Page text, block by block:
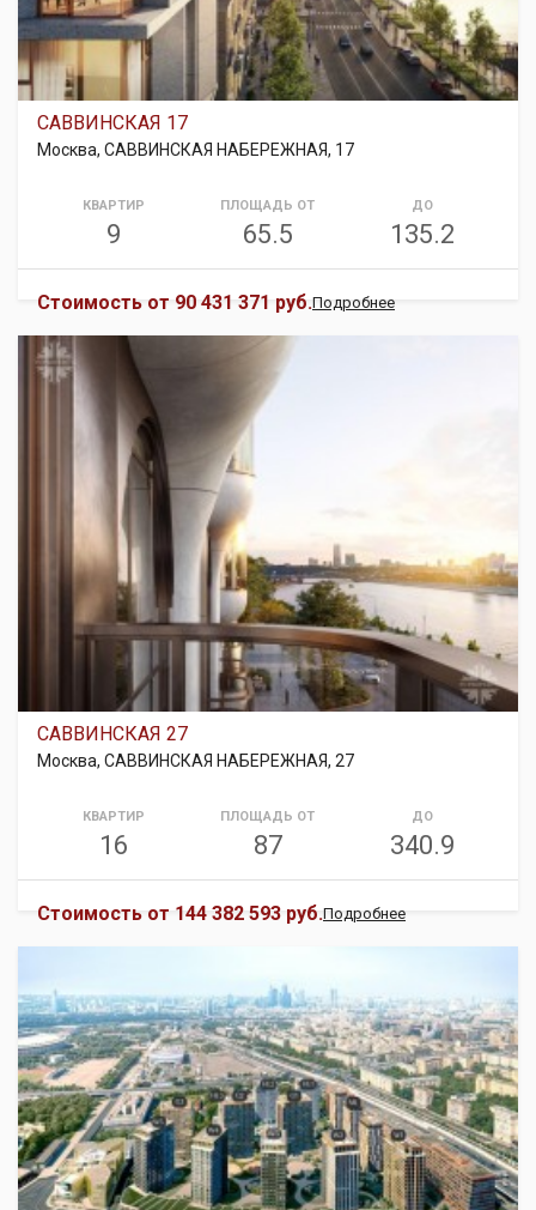
САВВИНСКАЯ 17
Москва, САВВИНСКАЯ НАБЕРЕЖНАЯ, 17
КВАРТИР
9
ПЛОЩАДЬ ОТ
65.5
ДО
135.2
Стоимость от 90 431 371 руб.Подробнее
САВВИНСКАЯ 27
Москва, САВВИНСКАЯ НАБЕРЕЖНАЯ, 27
КВАРТИР
16
ПЛОЩАДЬ ОТ
87
ДО
340.9
Стоимость от 144 382 593 руб.Подробнее